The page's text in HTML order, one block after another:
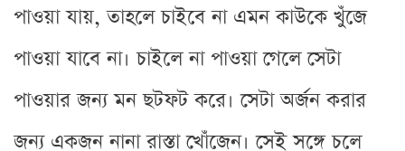
পাওয়া যায়, তাহলে চাইবে না এমন কাউকে খুঁজে
পাওয়া যাবে না। চাইলে না পাওয়া গেলে সেটা
পাওয়ার জন্য মন ছটফট করে। সেটা অর্জন করার
জন্য একজন নানা রাস্তা খোঁজেন। সেই সঙ্গে চলে